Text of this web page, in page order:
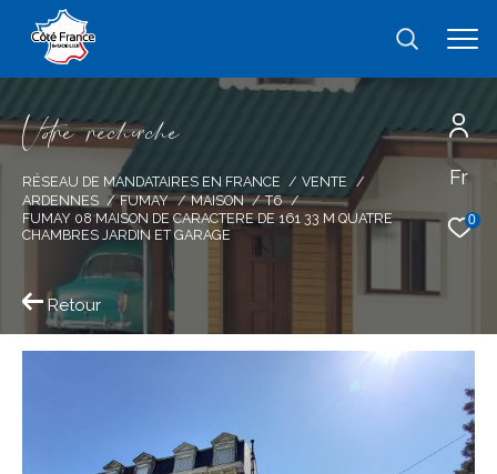
Fr
0
Vore recece
RÉSEAU DE MANDATAIRES EN FRANCE
VENTE
ARDENNES
FUMAY MAISON
T6
FUMAY 08 MAISON DE CARACTERE DE 161 33 M QUATRE
CHAMBRES JARDIN ET GARAGE
Retour
Effectuer une recherche
et trouver le bien qui correspond à vos
critères
Type
d'offre
Vente